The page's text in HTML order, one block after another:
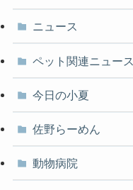
ニュース
ペット関連ニュース
今日の小夏
佐野らーめん
動物病院